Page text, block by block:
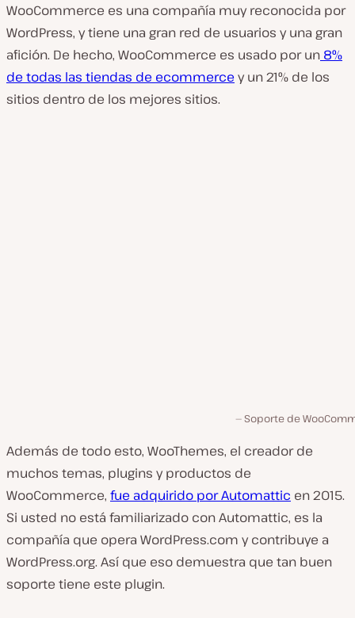
WooCommerce es una compañía muy reconocida por
WordPress, y tiene una gran red de usuarios y una gran
afición. De hecho, WooCommerce es usado por un 8%
de todas las tiendas de ecommerce y un 21% de los
sitios dentro de los mejores sitios.
Soporte de
Además de todo esto, WooThemes, el creador de
muchos temas, plugins y productos de
WooCommerce, fue adquirido por Automattic en 2015.
Si usted no está familiarizado con Automattic, es la
compañía que opera WordPress.com y contribuye a
WordPress.org. Así que eso demuestra que tan buen
soporte tiene este plugin.